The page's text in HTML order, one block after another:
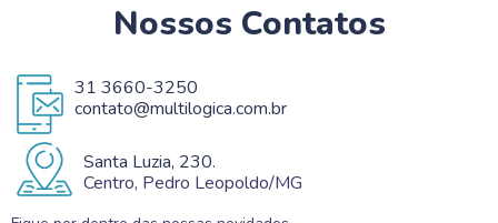
Nossos Contatos
31 3660-3250
contato@multilogica.com.br
Santa Luzia, 230.
Centro, Pedro Leopoldo/MG